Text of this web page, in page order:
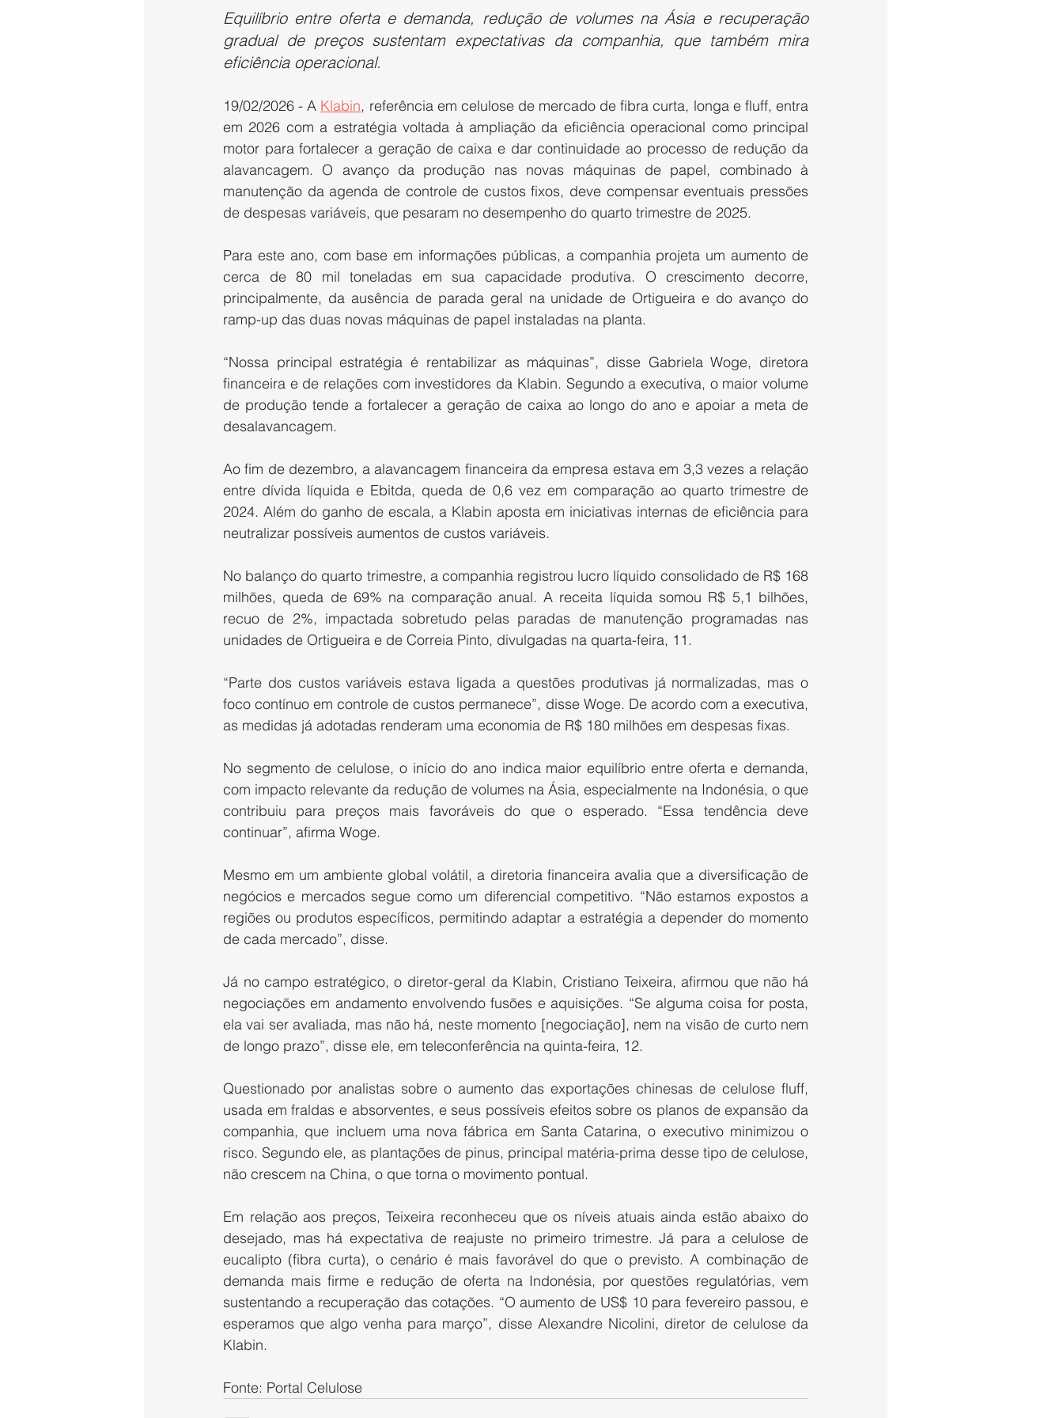
Equilíbrio entre oferta e demanda, redução de volumes na Ásia e recuperação
gradual de preços sustentam expectativas da companhia, que também mira
eficiência operacional.
19/02/2026 - A Klabin, referência em celulose de mercado de fibra curta, longa e fluff, entra
em 2026 com a estratégia voltada à ampliação da eficiência operacional como principal
motor para fortalecer a geração de caixa e dar continuidade ao processo de redução da
alavancagem. O avanço da produção nas novas máquinas de papel, combinado à
manutenção da agenda de controle de custos fixos, deve compensar eventuais pressões
de despesas variáveis, que pesaram no desempenho do quarto trimestre de 2025.
Para este ano, com base em informações públicas, a companhia projeta um aumento de
cerca de 80 mil toneladas em sua capacidade produtiva. O crescimento decorre,
principalmente, da ausência de parada geral na unidade de Ortigueira e do avanço do
ramp-up das duas novas máquinas de papel instaladas na planta.
“Nossa principal estratégia é rentabilizar as máquinas”, disse Gabriela Woge, diretora
financeira e de relações com investidores da Klabin. Segundo a executiva, o maior volume
de produção tende a fortalecer a geração de caixa ao longo do ano e apoiar a meta de
desalavancagem.
Ao fim de dezembro, a alavancagem financeira da empresa estava em 3,3 vezes a relação
entre dívida líquida e Ebitda, queda de 0,6 vez em comparação ao quarto trimestre de
2024. Além do ganho de escala, a Klabin aposta em iniciativas internas de eficiência para
neutralizar possíveis aumentos de custos variáveis.
No balanço do quarto trimestre, a companhia registrou lucro líquido consolidado de R$ 168
milhões, queda de 69% na comparação anual. A receita líquida somou R$ 5,1 bilhões,
recuo de 2%, impactada sobretudo pelas paradas de manutenção programadas nas
unidades de Ortigueira e de Correia Pinto, divulgadas na quarta-feira, 11.
“Parte dos custos variáveis estava ligada a questões produtivas já normalizadas, mas o
foco contínuo em controle de custos permanece”, disse Woge. De acordo com a executiva,
as medidas já adotadas renderam uma economia de R$ 180 milhões em despesas fixas.
No segmento de celulose, o início do ano indica maior equilíbrio entre oferta e demanda,
com impacto relevante da redução de volumes na Ásia, especialmente na Indonésia, o que
contribuiu para preços mais favoráveis do que o esperado. “Essa tendência deve
continuar”, afirma Woge.
Mesmo em um ambiente global volátil, a diretoria financeira avalia que a diversificação de
negócios e mercados segue como um diferencial competitivo. “Não estamos expostos a
regiões ou produtos específicos, permitindo adaptar a estratégia a depender do momento
de cada mercado”, disse.
Já no campo estratégico, o diretor-geral da Klabin, Cristiano Teixeira, afirmou que não há
negociações em andamento envolvendo fusões e aquisições. “Se alguma coisa for posta,
ela vai ser avaliada, mas não há, neste momento [negociação], nem na visão de curto nem
de longo prazo”, disse ele, em teleconferência na quinta-feira, 12.
Questionado por analistas sobre o aumento das exportações chinesas de celulose fluff,
usada em fraldas e absorventes, e seus possíveis efeitos sobre os planos de expansão da
companhia, que incluem uma nova fábrica em Santa Catarina, o executivo minimizou o
risco. Segundo ele, as plantações de pinus, principal matéria-prima desse tipo de celulose,
não crescem na China, o que torna o movimento pontual.
Em relação aos preços, Teixeira reconheceu que os níveis atuais ainda estão abaixo do
desejado, mas há expectativa de reajuste no primeiro trimestre. Já para a celulose de
eucalipto (fibra curta), o cenário é mais favorável do que o previsto. A combinação de
demanda mais firme e redução de oferta na Indonésia, por questões regulatórias, vem
sustentando a recuperação das cotações. “O aumento de US$ 10 para fevereiro passou, e
esperamos que algo venha para março”, disse Alexandre Nicolini, diretor de celulose da
Klabin.
Fonte: Portal Celulose